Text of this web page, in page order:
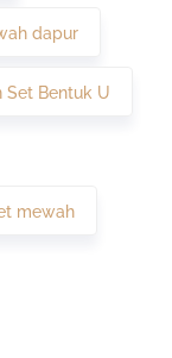
dapur
Set Bentuk U
mewah